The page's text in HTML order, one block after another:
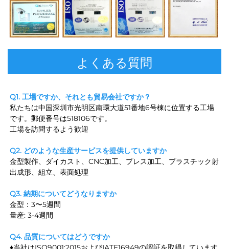
よくある質問
Q1. 工場ですか、それとも貿易会社ですか？
私たちは中国深圳市光明区南環大道51番地6号棟に位置する工場
です。郵便番号は518106です。
工場を訪問するよう歓迎
Q2. どのような生産サービスを提供していますか
金型製作、ダイカスト、CNC加工、プレス加工、プラスチック射
出成形、組立、表面処理
Q3. 納期についてどうなりますか
金型：3〜5週間
量産: 3-4週間
Q4. 品質についてはどうですか